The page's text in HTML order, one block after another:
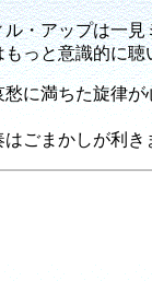
・アップは一見
っと意識的に
に満ちた旋律が
ごまかしが利き